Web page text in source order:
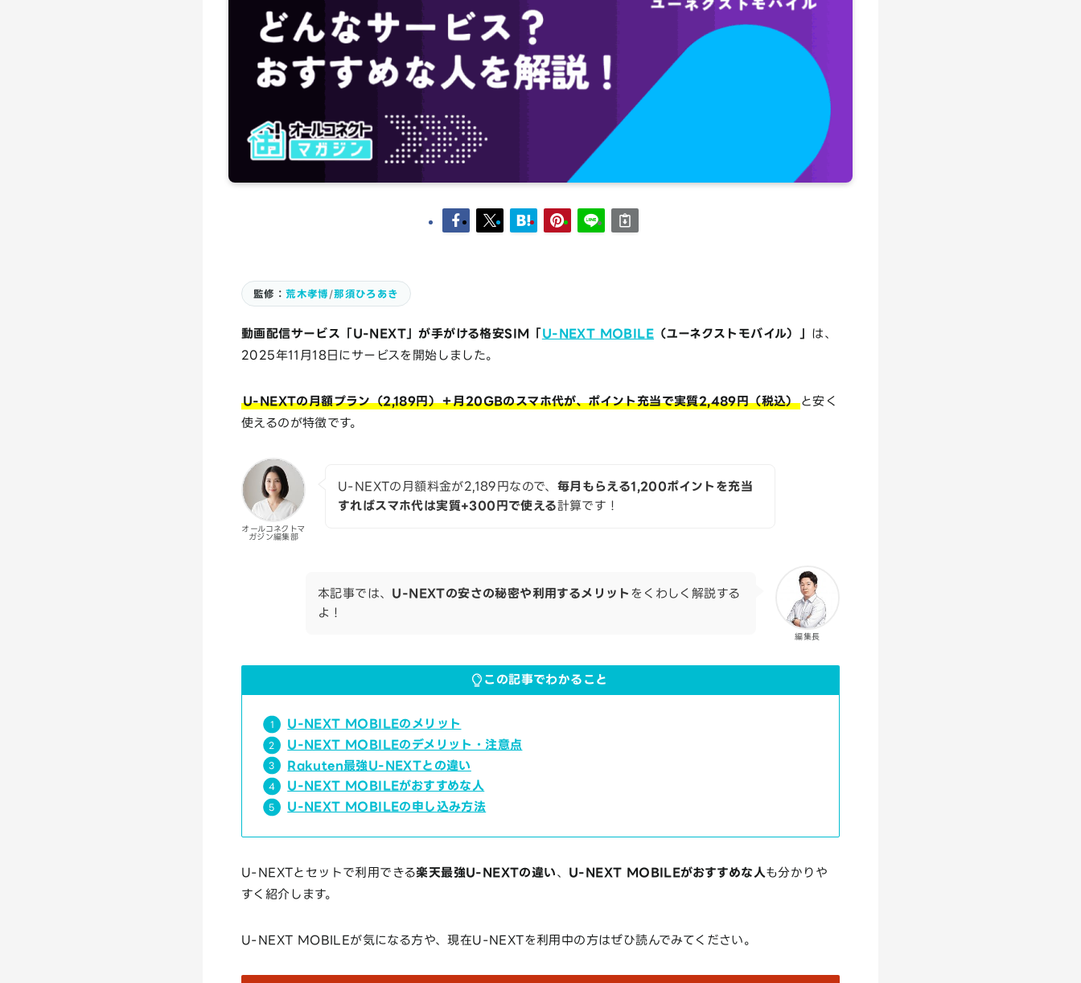
監修：荒木孝博 /那須ひろあき
動画配信サービス「U-NEXT」が手がける格安SIM「U-NEXT MOBILE （ユーネクストモバイル）」 は、
2025年11月18日にサービスを開始しました。
U-NEXTの月額プラン（2,189円）＋月20GBのスマホ代が、ポイント充当で実質2,489円（税込）と安く
使えるのが特徴です。
オールコネクトマ
ガジン編集部
U-NEXTの月額料金が2,189円なので、 毎月もらえる1,200ポイントを充当
すればスマホ代は実質+300円で使える計算です！
編集長
本記事では、 U-NEXTの安さの秘密や利用するメリット をくわしく解説する
よ！
この記事でわかること
U-NEXT MOBILEのメリット
U-NEXT MOBILEのデメリット・注意点
Rakuten最強U-NEXTとの違い
U-NEXT MOBILEがおすすめな人
U-NEXT MOBILEの申し込み方法
U-NEXTとセットで利用できる楽天最強U-NEXTの違い、 U-NEXT MOBILEがおすすめな人も分かりや
すく紹介します。
U-NEXT MOBILEが気になる方や、現在U-NEXTを利用中の方はぜひ読んでみてください。